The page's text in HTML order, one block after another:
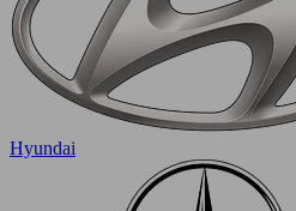
Hyundai